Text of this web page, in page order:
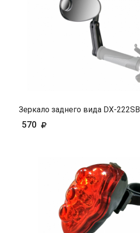
Зеркало заднего вида DX-222SB
570